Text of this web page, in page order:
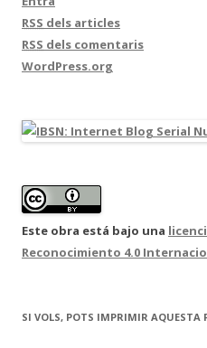
RSS dels articles
RSS dels comentaris
WordPress.org
Este obra está bajo una
Reconocimiento 4.0
SI VOLS, POTS IMPRIMIR AQUESTA